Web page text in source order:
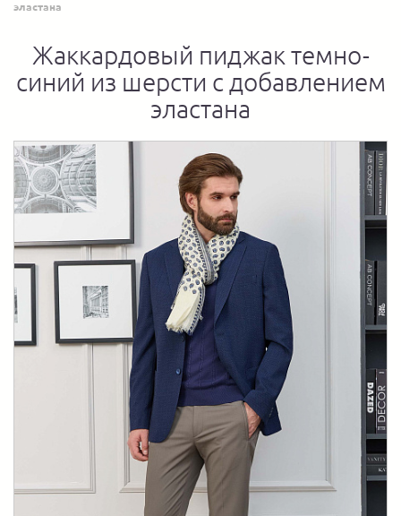
эластана
Жаккардовый пиджак темно-
синий из шерсти с добавлением
эластана